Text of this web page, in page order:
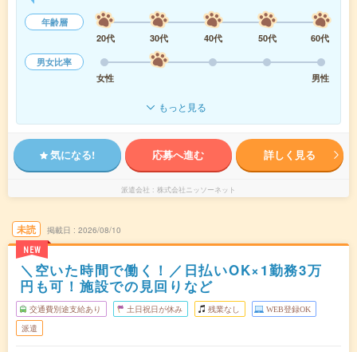
年齢層
20代
30代 40代 50代
60代
男女比率
女性
男性
もっと見る
気になる! 応募へ進む 詳しく見る
派遣会社 株式会社ニッソーネット
未読
NEW
掲載日 2026/08/10
＼空いた時間で働く！／日払いOK×1勤務3万
円も可！施設での見回りなど
交通費別途支給あり 土日祝日が休み 残業なし WEB登録OK
派遣